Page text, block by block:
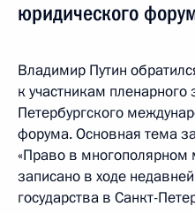
юридического
Владимир Путин
к участникам пленарного
Петербургского
форума. Основная тема
«Право в
записано в ходе
государства в Санкт-